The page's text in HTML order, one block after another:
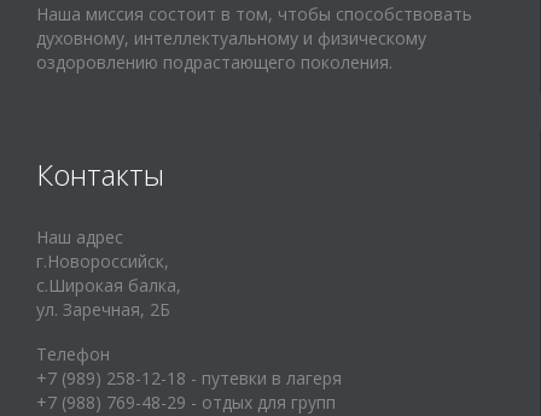
Наша миссия состоит в том, чтобы способствовать
духовному, интеллектуальному и физическому
оздоровлению подрастающего поколения.
Контакты
Наш адрес
г.Новороссийск,
с.Широкая балка,
ул. Заречная, 2Б
Телефон
+7 (989) 258-12-18 - путевки в лагеря
+7 (988) 769-48-29 - отдых для групп